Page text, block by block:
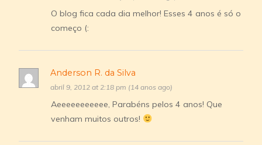
O blog fica cada dia melhor! Esses 4 anos é só o
começo (:
Anderson R. da Silva
abril 9, 2012 at 2:18 pm (14 anos ago)
Aeeeeeeeeeee, Parabéns pelos 4 anos! Que
venham muitos outros!